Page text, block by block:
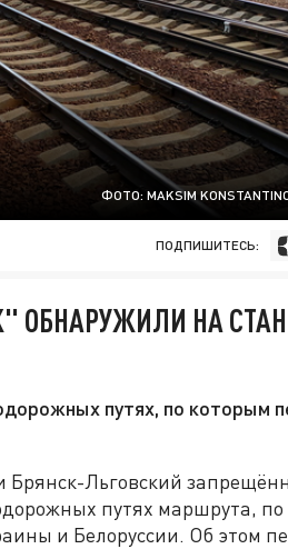
ФОТО: MAKSIM
ПОДПИШИТЕСЬ:
ОБНАРУЖИЛИ НА
путях, по которым
Брянск-Льговский
путях маршрута, по
и Белоруссии. Об этом